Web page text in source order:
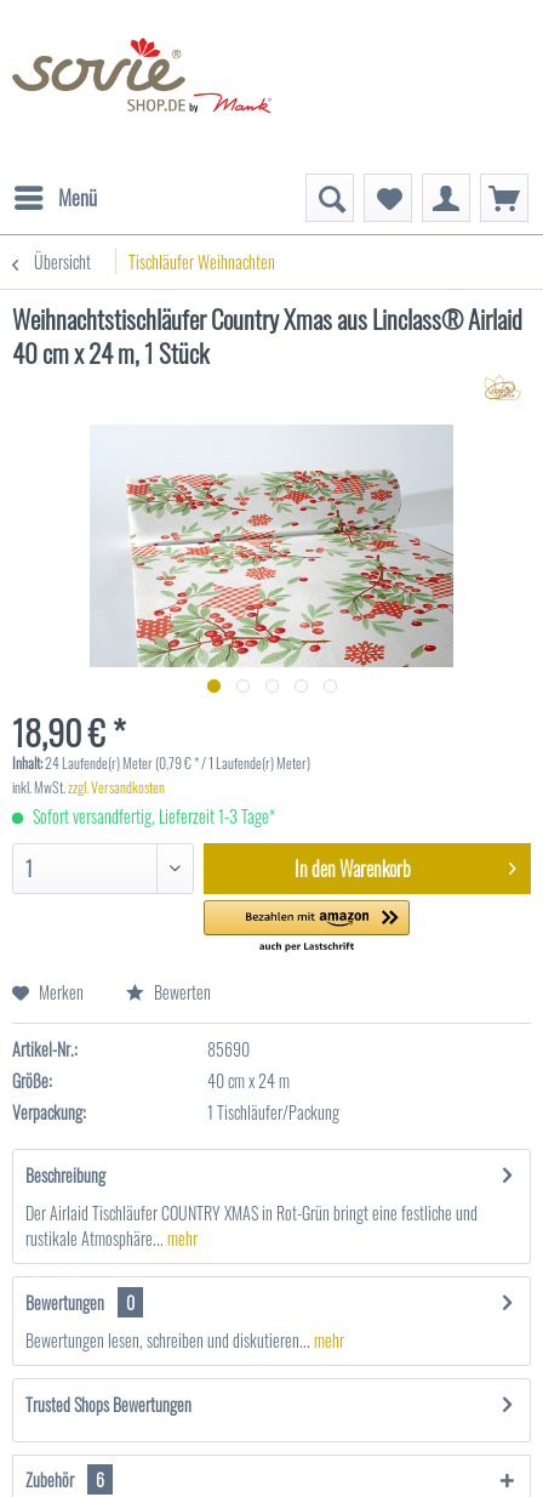
Menü
Übersicht Tischläufer Weihnachten
Weihnachtstischläufer Country Xmas aus Linclass® Airlaid
40 cm x 24 m, 1 Stück
18,90 € *
Inhalt:24 Laufende(r) Meter (0,79 € * / 1 Laufende(r) Meter)
inkl. MwSt.zzgl. Versandkosten
Sofort versandfertig, Lieferzeit 1-3 Tage*
In denWarenkorb
Merken Bewerten
Artikel-Nr.:
85690
Größe:
40 cm x 24 m
Verpackung:
1 Tischläufer/Packung
Beschreibung
Der Airlaid Tischläufer COUNTRY XMAS in Rot-Grün bringt eine festliche und
rustikale Atmosphäre...mehr
Bewertungen
0
Bewertungen lesen, schreiben und diskutieren...mehr
Trusted Shops Bewertungen
Zubehör 6